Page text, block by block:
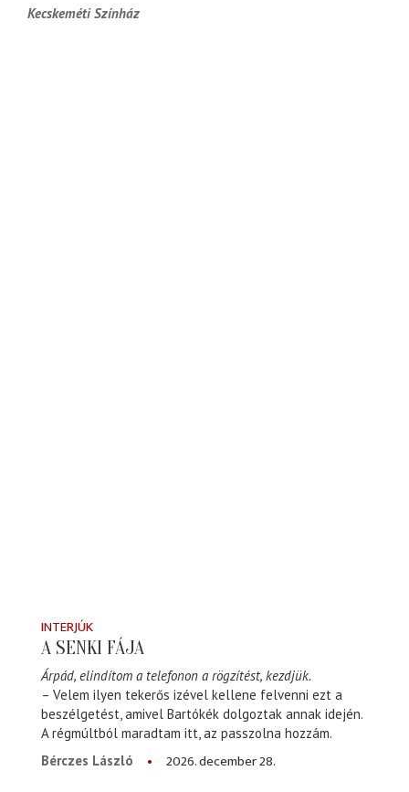
Kecskeméti Színház
INTERJÚK
A SENKI FÁJA
Árpád, elindítom a telefonon a rögzítést, kezdjük.
– Velem ilyen tekerős izével kellene felvenni ezt a
beszélgetést, amivel Bartókék dolgoztak annak idején.
A régmúltból maradtam itt, az passzolna hozzám.
Bérczes László
2026. december 28.